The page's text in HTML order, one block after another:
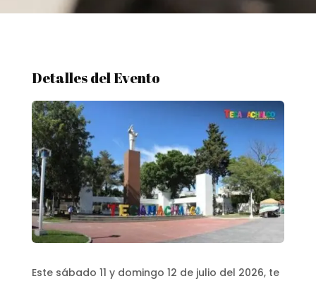
Detalles del Evento
Este sábado 11 y domingo 12 de julio del 2026, te